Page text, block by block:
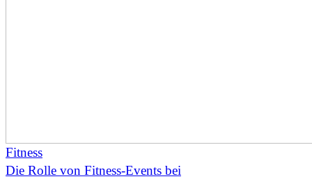
Fitness
Die Rolle von Fitness-Events bei